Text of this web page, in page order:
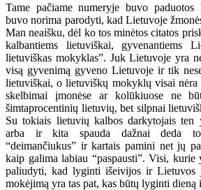
Tame pačiame numeryje buvo
buvo norima parodyti, kad Lietuvoje
Man neaišku, dėl ko tos minėtos citatos
kalbantiems lietuviškai, gyvenantiems
lietuviškas mokyklas”. Juk Lietuvoje yra
visą gyvenimą gyveno Lietuvoje ir tik
lietuviškai, o lietuviškų mokyklų visai
skelbimai įmonėse ar kolūkiuose ne
šimtaprocentinių lietuvių, bet silpnai
Su tokiais lietuvių kalbos darkytojais ten
arba ir kita spauda dažnai deda
“deimančiukus” ir kartais pamini net jų
kaip galima labiau “paspausti”. Visi,
paliudyti, kad lyginti išeivijos ir Lietuvos
mokėjimą yra tas pat, kas būtų lyginti dieną